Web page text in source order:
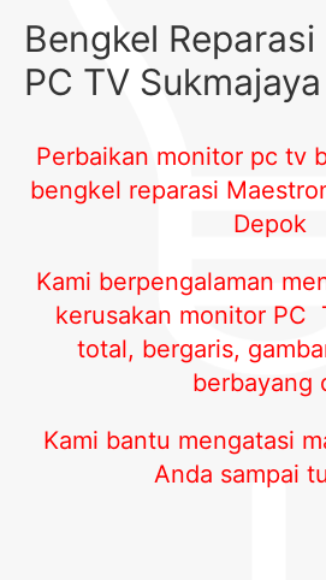
Bengkel
PC TV
Perbaikan monitor pc tv
bengkel reparasi
Depok
Kami berpengalaman
kerusakan monitor PC
total, bergaris,
berbayang
Kami bantu mengatasi
Anda sampai